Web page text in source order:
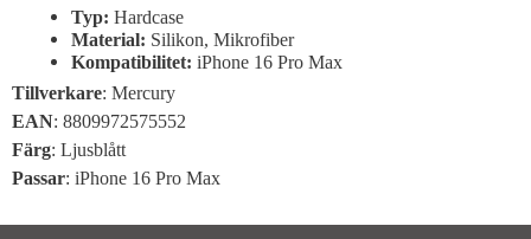
Typ: Hardcase
Material: Silikon, Mikrofiber
Kompatibilitet: iPhone 16 Pro Max
Tillverkare: Mercury
EAN: 8809972575552
Färg: Ljusblått
Passar: iPhone 16 Pro Max